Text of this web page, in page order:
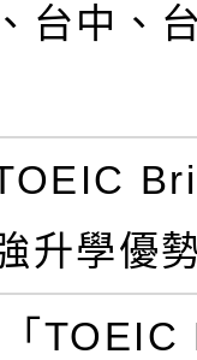
台中、
升學優